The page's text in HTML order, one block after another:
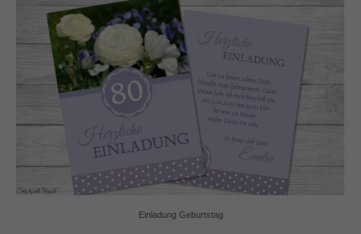
Einladung Geburtstag